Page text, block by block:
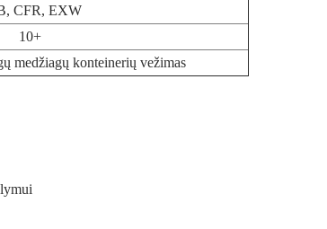
CFR, EXW
10+
medžiagų konteinerių vežimas